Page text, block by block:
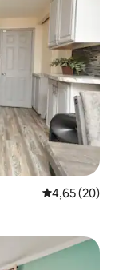
4,65 av 5 i
4,65 (20)